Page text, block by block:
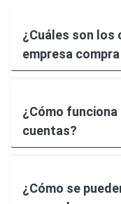
¿Cuáles son
empresa
¿Cómo
cuentas?
¿Cómo se